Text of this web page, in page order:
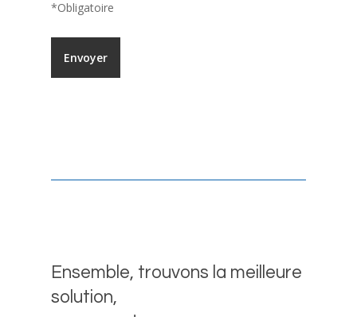
*Obligatoire
Ensemble, trouvons la meilleure
solution,